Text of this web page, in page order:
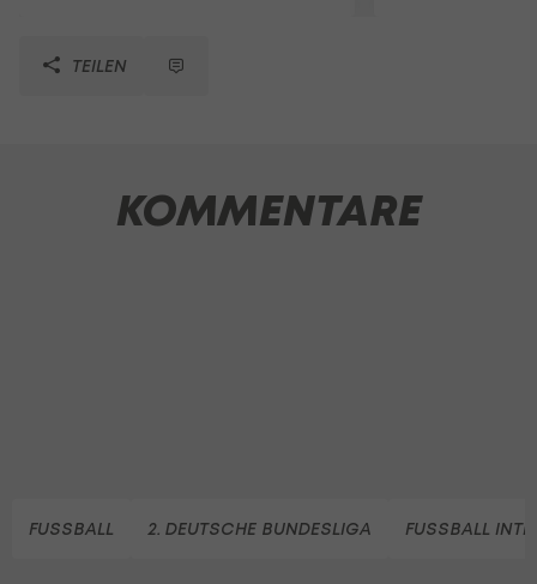
TEILEN
KOMMENTARE
FUSSBALL 2. DEUTSCHE BUNDESLIGA FUSSBALL